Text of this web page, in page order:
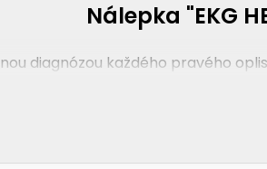
Nálepka "EKG
diagnózou každého pravého